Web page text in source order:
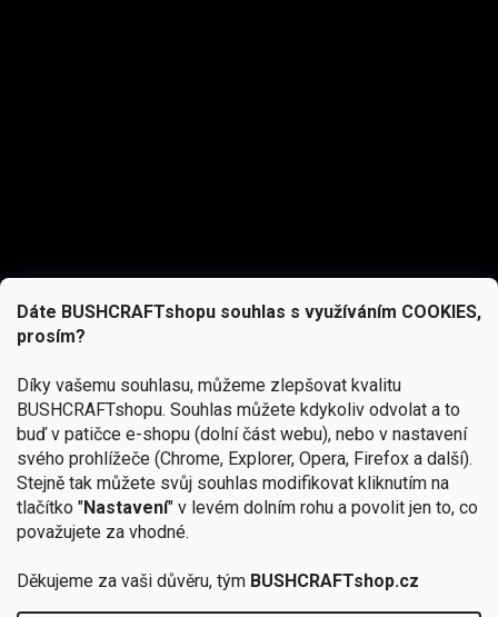
Dáte BUSHCRAFTshopu souhlas s využíváním COOKIES,
prosím?
Díky vašemu souhlasu, můžeme zlepšovat kvalitu
BUSHCRAFTshopu. Souhlas můžete kdykoliv odvolat a to
buď v patičce e-shopu (dolní část webu), nebo v nastavení
svého prohlížeče (Chrome, Explorer, Opera, Firefox a další).
Stejně tak můžete svůj souhlas modifikovat kliknutím na
tlačítko "Nastavení" v levém dolním rohu a povolit jen to, co
považujete za vhodné.
Děkujeme za vaši důvěru, tým BUSHCRAFTshop.cz
podmínkami ochrany osobních údajů